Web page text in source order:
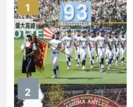
1
2